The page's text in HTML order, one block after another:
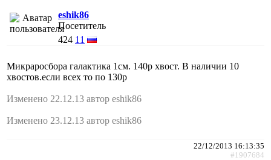
eshik86
Посетитель
424 11
Микраросбора галактика 1см. 140р хвост. В наличии 10
хвостов.если всех то по 130р
Изменено 22.12.13 автор eshik86
Изменено 23.12.13 автор eshik86
22/12/2013 16:13:35
#1907684